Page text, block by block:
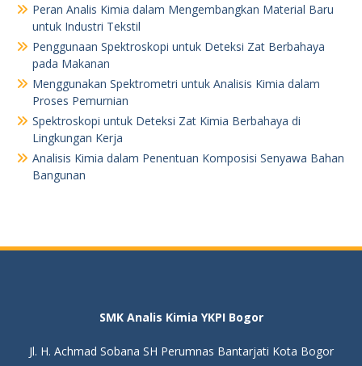
Peran Analis Kimia dalam Mengembangkan Material Baru
untuk Industri Tekstil
Penggunaan Spektroskopi untuk Deteksi Zat Berbahaya
pada Makanan
Menggunakan Spektrometri untuk Analisis Kimia dalam
Proses Pemurnian
Spektroskopi untuk Deteksi Zat Kimia Berbahaya di
Lingkungan Kerja
Analisis Kimia dalam Penentuan Komposisi Senyawa Bahan
Bangunan
SMK Analis Kimia YKPI Bogor
Jl. H. Achmad Sobana SH Perumnas Bantarjati Kota Bogor